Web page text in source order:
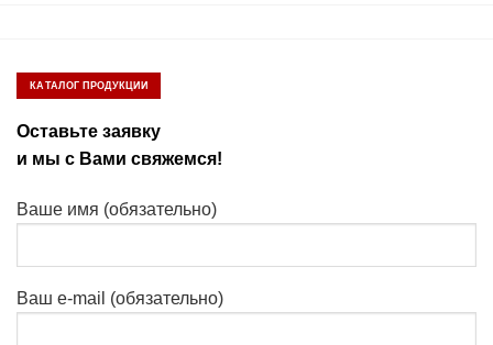
КАТАЛОГ ПРОДУКЦИИ
Оставьте заявку
и мы с Вами свяжемся!
Ваше имя (обязательно)
Ваш e-mail (обязательно)